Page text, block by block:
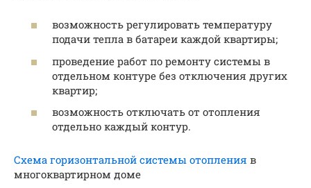
возможность регулировать температуру
подачи тепла в батареи каждой квартиры;
проведение работ по ремонту системы в
отдельном контуре без отключения других
квартир;
возможность отключать от отопления
отдельно каждый контур.
Схема горизонтальной системы отопления в
многоквартирном доме